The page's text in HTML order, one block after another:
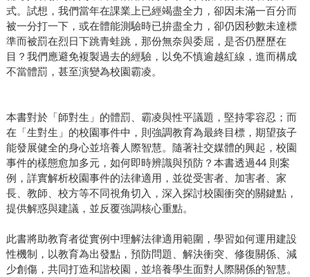
式。試想，我們當年在課業上已經竭盡全力，卻因未滿一百分而
被一分打一下，或在體能測驗時已拚盡全力，卻仍因秒數未達標
準而被罰在烈日下跳青蛙跳，那份無奈與委屈，是否仍歷歷在
目？我們應避免複製過去的經驗，以免不慎逾越紅線，進而構成
不當體罰，甚至演變為校園霸凌。
本書對於「師對生」的體罰、霸凌與性平議題，堅持零容忍；而
在「生對生」的校園事件中，則強調教育為最終目標，期望孩子
能發展健全的身心並培養人際智慧。隨著社交媒體的興起，校園
事件的樣態愈加多元，如何即時辨識與預防？本書透過44 則案
例，詳實解析校園事件的法律適用，並從受害者、加害者、家
長、教師、校方等不同視角切入，深入探討校園衝突的關鍵點，
提供解惑與建議，並反覆強調核心重點。
此書將助教育者從實例中理解法律適用範圍，學習如何運用建設
性機制，以教育為出發點，預防問題、解決衝突、修復關係、減
少創傷，共同打造和諧校園，並培養學生面對人際關係的智慧。